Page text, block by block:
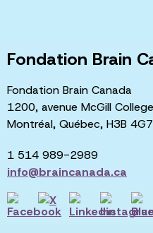
Fondation Brain
Fondation Brain Canada
1200, avenue McGill
Montréal, Québec, H3B 4G7
1 514 989-2989
info@braincanada.ca